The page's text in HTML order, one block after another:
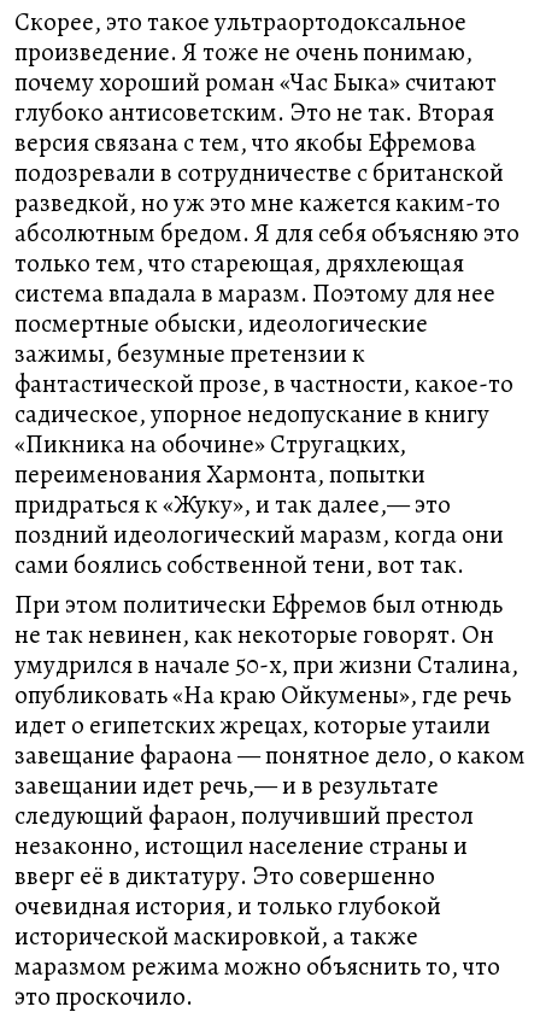
Скорее, это такое ультраортодоксальное
произведение. Я тоже не очень понимаю,
почему хороший роман «Час Быка» считают
глубоко антисоветским. Это не так. Вторая
версия связана с тем, что якобы Ефремова
подозревали в сотрудничестве с британской
разведкой, но уж это мне кажется каким-то
абсолютным бредом. Я для себя объясняю это
только тем, что стареющая, дряхлеющая
система впадала в маразм. Поэтому для нее
посмертные обыски, идеологические
зажимы, безумные претензии к
фантастической прозе, в частности, какое-то
садическое, упорное недопускание в книгу
«Пикника на обочине» Стругацких,
переименования Хармонта, попытки
придраться к «Жуку», и так далее,— это
поздний идеологический маразм, когда они
сами боялись собственной тени, вот так.
При этом политически Ефремов был отнюдь
не так невинен, как некоторые говорят. Он
умудрился в начале 50-х, при жизни Сталина,
опубликовать «На краю Ойкумены», где речь
идет о египетских жрецах, которые утаили
завещание фараона — понятное дело, о каком
завещании идет речь,— и в результате
следующий фараон, получивший престол
незаконно, истощил население страны и
вверг её в диктатуру. Это совершенно
очевидная история, и только глубокой
исторической маскировкой, а также
маразмом режима можно объяснить то, что
это проскочило.